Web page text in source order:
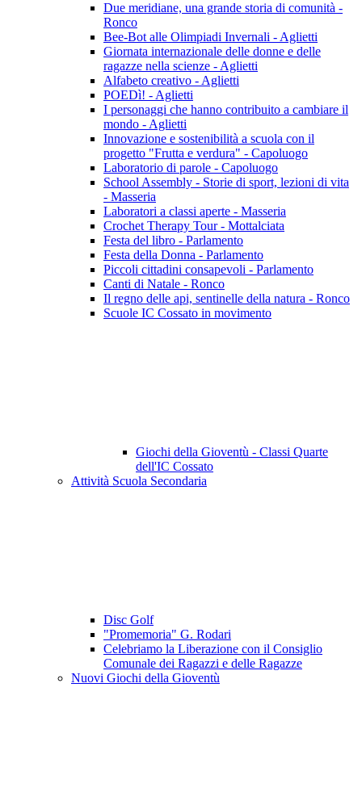
Due meridiane, una grande storia di comunità -
Ronco
Bee-Bot alle Olimpiadi Invernali - Aglietti
Giornata internazionale delle donne e delle
ragazze nella scienze - Aglietti
Alfabeto creativo - Aglietti
POEDì! - Aglietti
I personaggi che hanno contribuito a cambiare il
mondo - Aglietti
Innovazione e sostenibilità a scuola con il
progetto "Frutta e verdura" - Capoluogo
Laboratorio di parole - Capoluogo
School Assembly - Storie di sport, lezioni di vita
- Masseria
Laboratori a classi aperte - Masseria
Crochet Therapy Tour - Mottalciata
Festa del libro - Parlamento
Festa della Donna - Parlamento
Piccoli cittadini consapevoli - Parlamento
Canti di Natale - Ronco
Il regno delle api, sentinelle della natura - Ronco
Scuole IC Cossato in movimento
Giochi della Gioventù - Classi Quarte
dell'IC Cossato
Attività Scuola Secondaria
Disc Golf
"Promemoria" G. Rodari
Celebriamo la Liberazione con il Consiglio
Comunale dei Ragazzi e delle Ragazze
Nuovi Giochi della Gioventù